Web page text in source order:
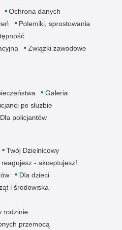
Ochrona danych
Polemiki, sprostowania
Związki zawodowe
Galeria
po służbie
Dla policjantów
Twój Dzielnicowy
reagujesz - akceptujesz!
Dla dzieci
i środowiska
rodzinie
przemocą